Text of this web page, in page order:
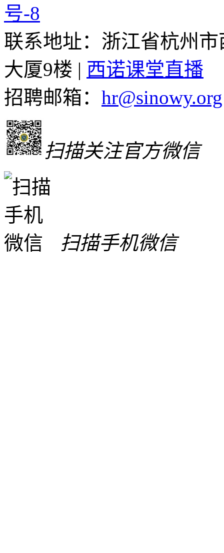
号-8
联系地址：浙江省杭州
大厦9楼 | 西诺课堂直播
招聘邮箱： hr@sinowy.org
扫描关注官方微信
扫描手机微信